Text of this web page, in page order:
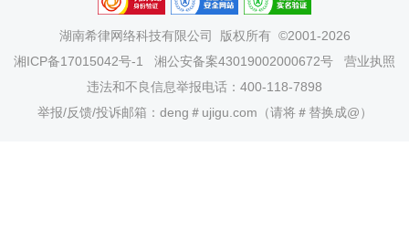
湖南希律网络科技有限公司
版权所有 ©2001-2026
湘ICP备17015042号-1
湘公安备案43019002000672号
营业执照
违法和不良信息举报电话：400-118-7898
举报/反馈/投诉邮箱：deng＃ujigu.com（请将＃替换成@）